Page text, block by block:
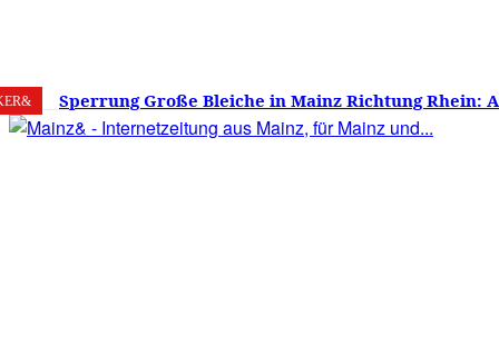
8. August 2026 19.3 Mainz
Sperrung Große Bleiche in Mainz Richtung Rhein:
verwirrt, Mainzer stinksauer – Haben die Mainzer